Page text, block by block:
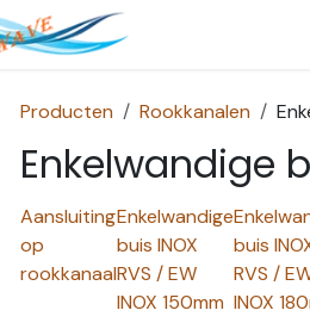
Producten Rookkanalen
Enkelwandige
Aansluiting
op
rookkanaal
Enkelwandige
buis INOX
RVS / EW
INOX 150mm
buis
RVS /
INOX